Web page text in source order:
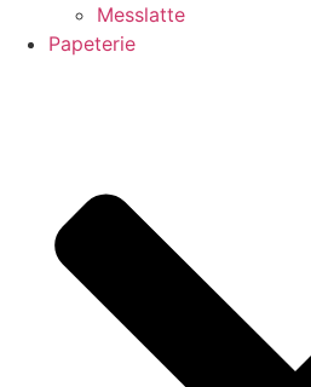
Messlatte
Papeterie